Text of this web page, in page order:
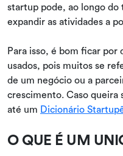
startup pode, ao longo
expandir as atividades a
Para isso, é bom ficar
usados, pois muitos se
de um negócio ou a
crescimento. Caso queira
até um Dicionário
O QUE É UM